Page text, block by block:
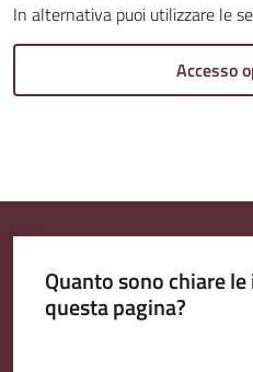
A
b
r
In alternativa puoi utilizzare le
Accesso
Quanto sono chiare
questa pagina?